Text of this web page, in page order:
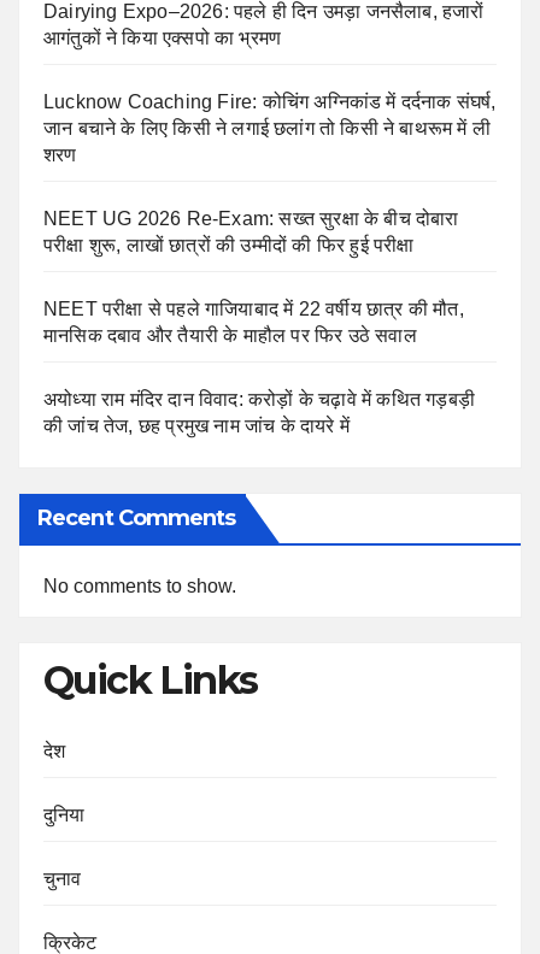
Dairying Expo–2026: पहले ही दिन उमड़ा जनसैलाब, हजारों
आगंतुकों ने किया एक्सपो का भ्रमण
Lucknow Coaching Fire: कोचिंग अग्निकांड में दर्दनाक संघर्ष,
जान बचाने के लिए किसी ने लगाई छलांग तो किसी ने बाथरूम में ली
शरण
NEET UG 2026 Re-Exam: सख्त सुरक्षा के बीच दोबारा
परीक्षा शुरू, लाखों छात्रों की उम्मीदों की फिर हुई परीक्षा
NEET परीक्षा से पहले गाजियाबाद में 22 वर्षीय छात्र की मौत,
मानसिक दबाव और तैयारी के माहौल पर फिर उठे सवाल
अयोध्या राम मंदिर दान विवाद: करोड़ों के चढ़ावे में कथित गड़बड़ी
की जांच तेज, छह प्रमुख नाम जांच के दायरे में
Recent Comments
No comments to show.
Quick Links
देश
दुनिया
चुनाव
क्रिकेट